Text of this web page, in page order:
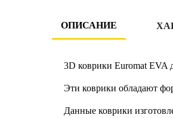
ОПИСАНИЕ
3D коврики Euromat EVA
Эти коврики обладают
Данные коврики